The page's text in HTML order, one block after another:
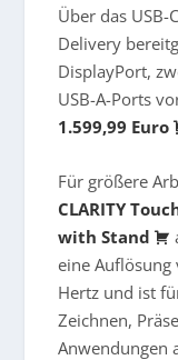
Über das
Delivery
DisplayPort,
USB-A-Ports
1.599,99 Euro
Für größere
CLARITY
with Stand
eine
Hertz und ist
Zeichnen,
Anwendungen